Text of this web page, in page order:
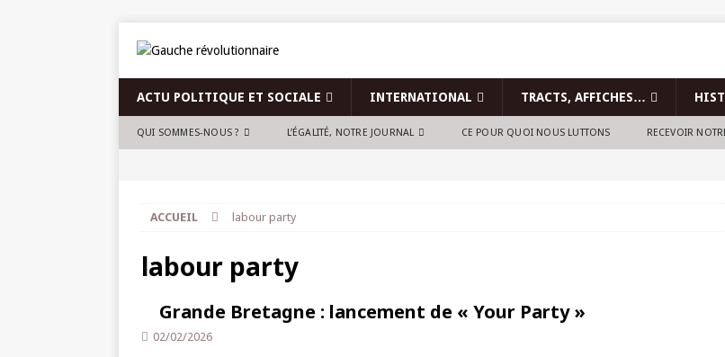
ACTU POLITIQUE ET SOCIALE INTERNATIONAL TRACTS, AFFICHES…
QUI SOMMES-NOUS ? L’ÉGALITÉ, NOTRE JOURNAL CE POUR QUOI NOUS LUTTONS RECEVOIR
ACCUEIL labour party
labour party
Grande Bretagne : lancement de « Your Party »
02/02/2026